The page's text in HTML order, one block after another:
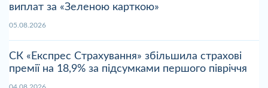
виплат за «Зеленою карткою»
05.08.2026
СК «Експрес Страхування» збільшила страхові
премії на 18,9% за підсумками першого півріччя